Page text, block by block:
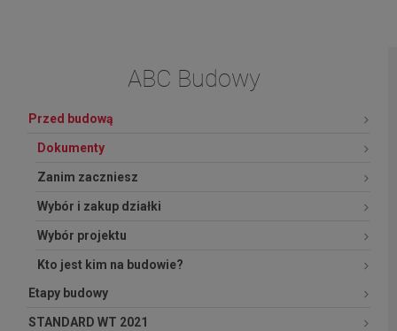
ABC Budowy
Przed budową
Dokumenty
Zanim zaczniesz
Wybór i zakup działki
Wybór projektu
Kto jest kim na budowie?
Etapy budowy
STANDARD WT 2021